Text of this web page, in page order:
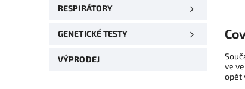
RESPIRÁTORY
GENETICKÉ TESTY
VÝPRODEJ
ve
opět